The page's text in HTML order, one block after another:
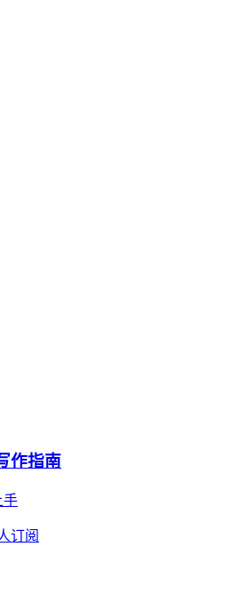
作指南
手
订阅